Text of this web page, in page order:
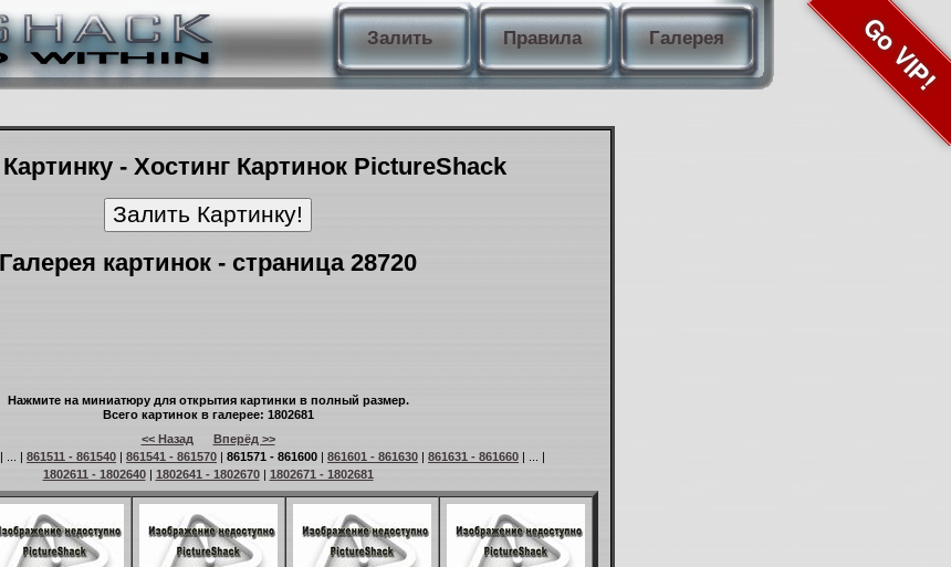
Залить Правила Галерея Go VIP!
- Хостинг Картинок PictureShack
Галерея картинок - страница 28720
Нажмите на миниатюру для открытия картинки в полный размер.
Всего картинок в галерее: 1802681
<< Назад
Вперёд >>
| ... | 861511 - 861540 | 861541 - 861570 | 861571 - 861600 | 861601 - 861630 | 861631 - 861660 | ... |
1802611 - 1802640| 1802641 - 1802670| 1802671 - 1802681